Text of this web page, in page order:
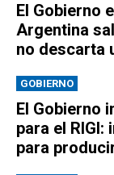
El Gobierno
Argentina
no descarta
GOBIERNO
El Gobierno
para el RIGI:
para